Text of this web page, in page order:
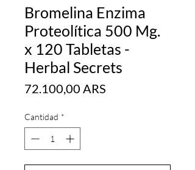
Bromelina Enzima
Proteolítica 500 Mg.
x 120 Tabletas -
Herbal Secrets
72.100,00 ARS
Cantidad *